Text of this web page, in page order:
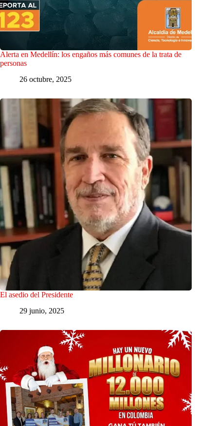
Alerta en Medellín: los engaños más comunes de la trata de
personas
26 octubre, 2025
El asedio del Presidente
29 junio, 2025